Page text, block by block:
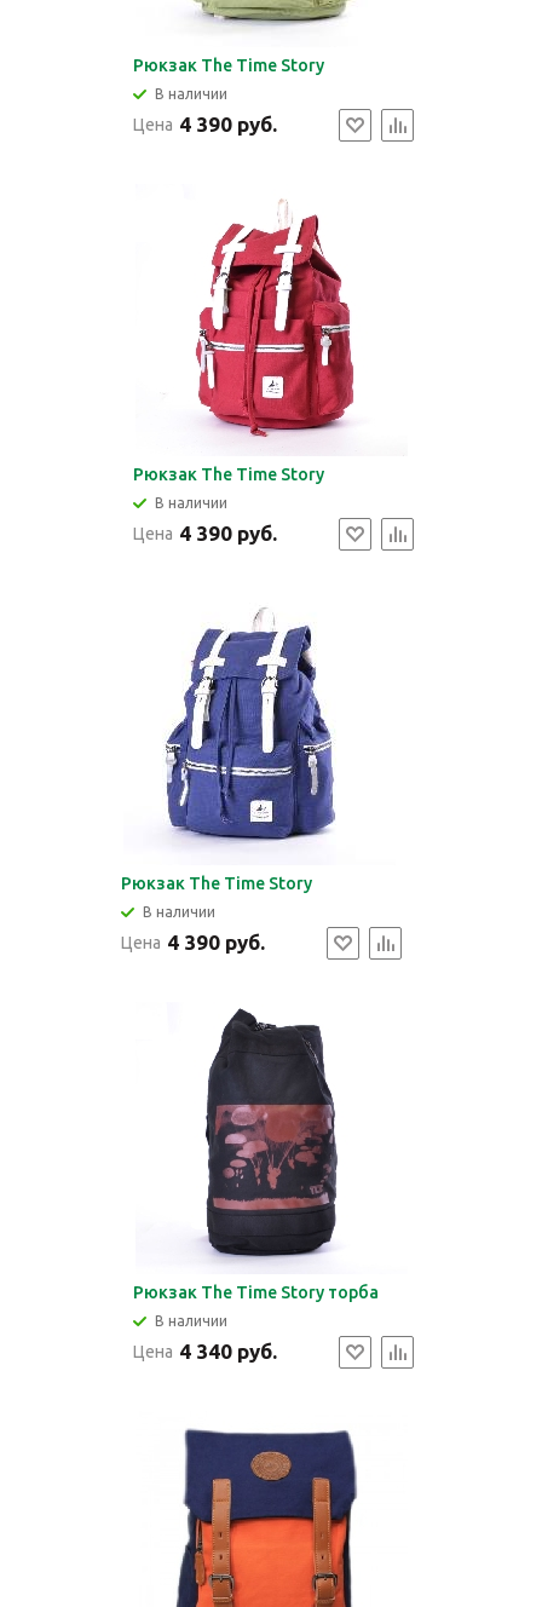
Рюкзак The Time Story
В наличии
Цена 4 390 руб.
Рюкзак The Time Story
В наличии
Цена 4 390 руб.
Рюкзак The Time Story
В наличии
Цена 4 390 руб.
Рюкзак The Time Story торба
В наличии
Цена 4 340 руб.